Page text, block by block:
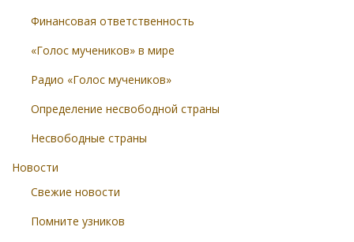
Финансовая ответственность
«Голос мучеников» в мире
Радио «Голос мучеников»
Определение несвободной страны
Несвободные страны
Новости
Свежие новости
Помните узников